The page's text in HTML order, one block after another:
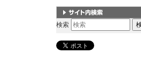
サイト内検索
検索